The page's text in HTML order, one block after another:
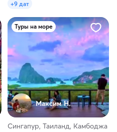
+9 дат
Туры на море
Максим H.
Сингапур, Таиланд, Камбоджа